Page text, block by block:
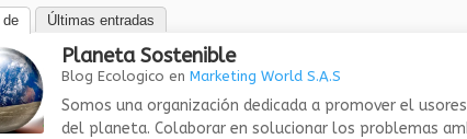
de Últimas entradas
Planeta Sostenible
Blog Ecologico enMarketing World S.A.S
Somos una organización dedicada a promover el
del planeta. Colaborar en solucionar los problemas